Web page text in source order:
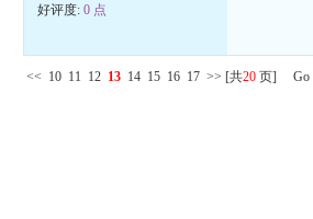
好评度:0 点
<< 10 11 12 13 14 15 16 17 >> [共20 页] Go